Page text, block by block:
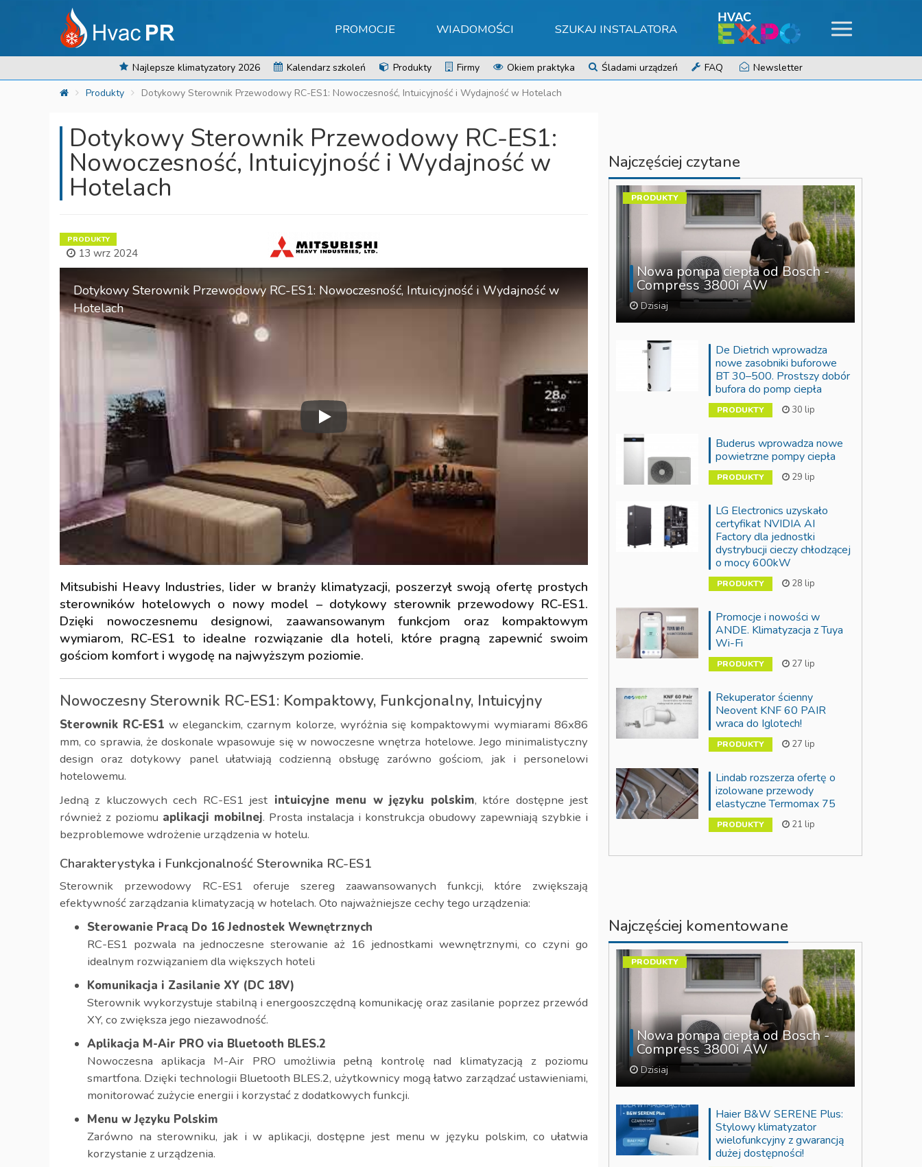
PROMOCJE WIADOMOŚCI SZUKAJ INSTALATORA
Najlepsze klimatyzatory 2026 Kalendarz szkoleń Produkty Firmy Okiem praktyka Śladami urządzeń FAQ
Newsletter
Produkty
Dotykowy Sterownik Przewodowy RC-ES1: Nowoczesność, Intuicyjność i Wydajność w Hotelach
Dotykowy Sterownik Przewodowy RC-ES1:
Nowoczesność, Intuicyjność i Wydajność w
Hotelach
PRODUKTY
13 wrz 2024
Dotykowy Sterownik Przewodowy RC-ES1: Nowoczesność, Intuicyjność i Wydajność w
Hotelach
Dotykowy Sterownik Przewodowy RC-ES1: Nowoczesność, Intuicyjność i Wydajność w Hotelach
Mitsubishi Heavy Industries, lider w branży klimatyzacji, poszerzył swoją ofertę prostych
sterowników hotelowych o nowy model – dotykowy sterownik przewodowy RC-ES1.
Dzięki nowoczesnemu designowi, zaawansowanym funkcjom oraz kompaktowym
wymiarom, RC-ES1 to idealne rozwiązanie dla hoteli, które pragną zapewnić swoim
gościom komfort i wygodę na najwyższym poziomie.
Nowoczesny Sterownik RC-ES1: Kompaktowy, Funkcjonalny, Intuicyjny
Sterownik RC-ES1 w eleganckim, czarnym kolorze, wyróżnia się kompaktowymi wymiarami 86x86
mm, co sprawia, że doskonale wpasowuje się w nowoczesne wnętrza hotelowe. Jego minimalistyczny
design oraz dotykowy panel ułatwiają codzienną obsługę zarówno gościom, jak i personelowi
hotelowemu.
Jedną z kluczowych cech RC-ES1 jest intuicyjne menu w języku polskim, które dostępne jest
również z poziomu aplikacji mobilnej. Prosta instalacja i konstrukcja obudowy zapewniają szybkie i
bezproblemowe wdrożenie urządzenia w hotelu.
Charakterystyka i Funkcjonalność Sterownika RC-ES1
Sterownik przewodowy RC-ES1 oferuje szereg zaawansowanych funkcji, które zwiększają
efektywność zarządzania klimatyzacją w hotelach. Oto najważniejsze cechy tego urządzenia:
Sterowanie Pracą Do 16 Jednostek Wewnętrznych
RC-ES1 pozwala na jednoczesne sterowanie aż 16 jednostkami wewnętrznymi, co czyni go
idealnym rozwiązaniem dla większych hoteli
Komunikacja i Zasilanie XY (DC 18V)
Sterownik wykorzystuje stabilną i energooszczędną komunikację oraz zasilanie poprzez przewód
XY, co zwiększa jego niezawodność.
Aplikacja M-Air PRO via Bluetooth BLES.2
Nowoczesna aplikacja M-Air PRO umożliwia pełną kontrolę nad klimatyzacją z poziomu
smartfona. Dzięki technologii Bluetooth BLES.2, użytkownicy mogą łatwo zarządzać ustawieniami,
monitorować zużycie energii i korzystać z dodatkowych funkcji.
Menu w Języku Polskim
Zarówno na sterowniku, jak i w aplikacji, dostępne jest menu w języku polskim, co ułatwia
korzystanie z urządzenia.
Najczęściej czytane
Nowa pompa ciepła od Bosch -
Compress 3800i AW
Dzisiaj
PRODUKTY
De Dietrich wprowadza
nowe zasobniki buforowe
BT 30–500. Prostszy dobór
bufora do pomp ciepła
PRODUKTY 30 lip
Buderus wprowadza nowe
powietrzne pompy ciepła
PRODUKTY 29 lip
LG Electronics uzyskało
certyfikat NVIDIA AI
Factory dla jednostki
dystrybucji cieczy chłodzącej
o mocy 600kW
PRODUKTY 28 lip
Promocje i nowości w
ANDE. Klimatyzacja z Tuya
Wi-Fi
PRODUKTY 27 lip
Rekuperator ścienny
Neovent KNF 60 PAIR
wraca do Iglotech!
PRODUKTY 27 lip
Lindab rozszerza ofertę o
izolowane przewody
elastyczne Termomax 75
PRODUKTY 21 lip
Najczęściej komentowane
Nowa pompa ciepła od Bosch -
Compress 3800i AW
Dzisiaj
PRODUKTY
Haier B&W SERENE Plus:
Stylowy klimatyzator
wielofunkcyjny z gwarancją
dużej dostępności!